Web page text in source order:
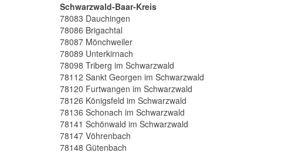
Schwarzwald-Baar-Kreis
78083 Dauchingen
78086 Brigachtal
78087 Mönchweiler
78089 Unterkirnach
78098 Triberg im Schwarzwald
78112 Sankt Georgen im Schwarzwald
78120 Furtwangen im Schwarzwald
78126 Königsfeld im Schwarzwald
78136 Schonach im Schwarzwald
78141 Schönwald im Schwarzwald
78147 Vöhrenbach
78148 Gütenbach